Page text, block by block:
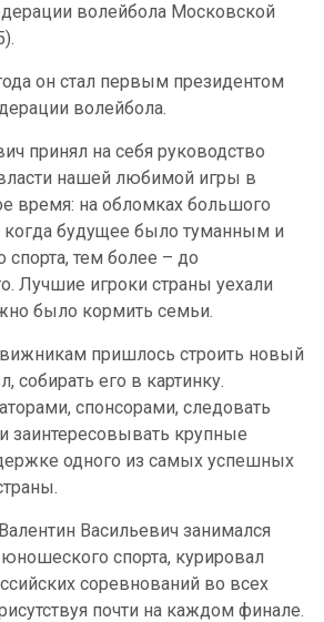
волейбола Московской
он стал первым президентом
волейбола.
принял на себя руководство
нашей любимой игры в
время: на обломках большого
когда будущее было туманным и
тем более – до
Лучшие игроки страны уехали
было кормить семьи.
пришлось строить новый
собирать его в картинку.
спонсорами, следовать
заинтересовывать крупные
одного из самых успешных
Васильевич занимался
спорта, курировал
соревнований во всех
почти на каждом финале.